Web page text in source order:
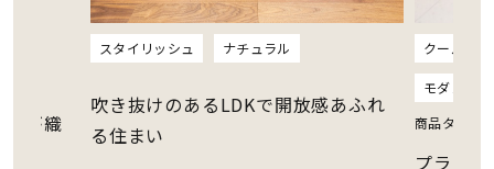
クール シンプル スタイリッシュ
商品タイプ：
ナチュラル
商品タイプ
優しい
りなす